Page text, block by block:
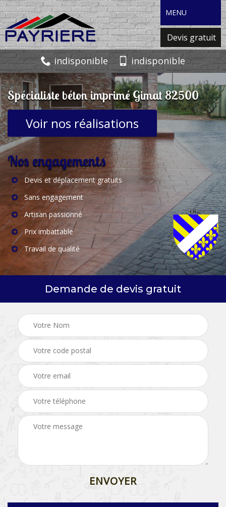
MENU
Devis gratuit
indisponible indisponible
Spécialiste béton imprimé Gimat 82500
Voir nos réalisations
Nos engagements
Devis et déplacement gratuits
Sans engagement
Artisan passionné
Prix imbattable
Travail de qualité
Demande de devis gratuit